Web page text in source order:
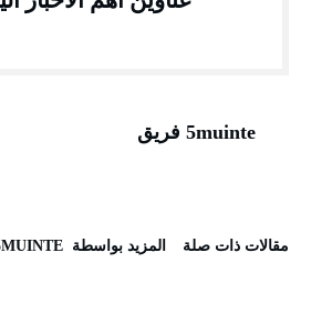
5muinte فريق
‫مقالات ذات صلة‬ ‫‫المزيد بواسطة‬ ‬ 5MUINTE فريق